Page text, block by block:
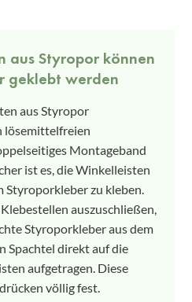
aus Styropor können
geklebt werden
aus Styropor
lösemittelfreien
Montageband
ist es, die Winkelleisten
Styroporkleber zu kleben.
auszuschließen,
Styroporkleber aus dem
Spachtel direkt auf die
aufgetragen. Diese
völlig fest.